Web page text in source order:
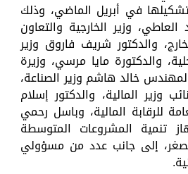
في أبريل الماضي، وذلك
وزير الخارجية والتعاون
والدكتور شريف فاروق وزير
والدكتورة مايا مرسي، وزيرة
خالد هاشم وزير الصناعة،
وزير المالية، والدكتور إسلام
للرقابة المالية، وباسل رحمي
تنمية المشروعات المتوسطة
إلى جانب عدد من مسؤولي